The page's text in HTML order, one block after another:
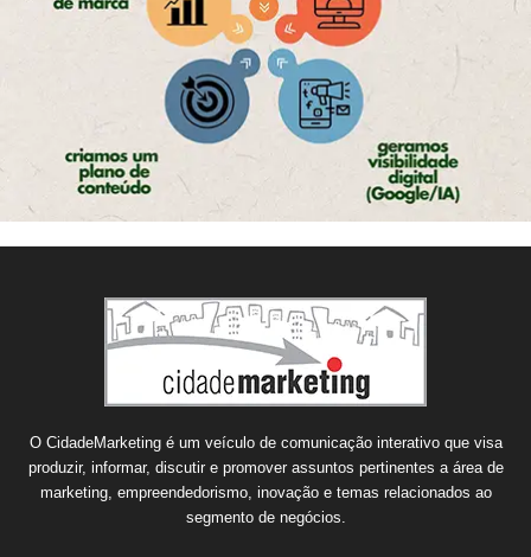
O CidadeMarketing é um veículo de comunicação interativo que visa
produzir, informar, discutir e promover assuntos pertinentes a área de
marketing, empreendedorismo, inovação e temas relacionados ao
segmento de negócios.